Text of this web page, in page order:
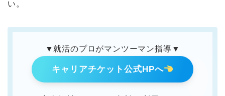
い。
▼就活のプロがマンツーマン指導▼
キャリアチケット公式HPへ